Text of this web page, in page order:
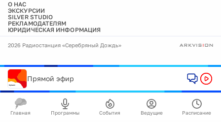
О НАС
ЭКСКУРСИИ
SILVER STUDIO
РЕКЛАМОДАТЕЛЯМ
ЮРИДИЧЕСКАЯ ИНФОРМАЦИЯ
2026 Радиостанция «Серебряный Дождь»
Прямой эфир
Главная Программы События Ведущие Расписание